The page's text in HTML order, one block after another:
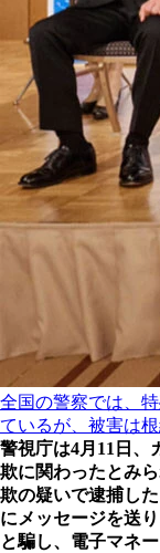
全国の警察では、
ているが、被害は
警視庁は4月11日、
欺に関わったとみ
欺の疑いで逮捕し
にメッセージを送
と騙し、電子マネ